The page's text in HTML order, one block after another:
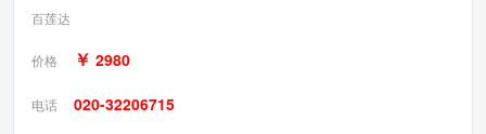
百莲达
价格 ￥ 2980
电话 020-32206715